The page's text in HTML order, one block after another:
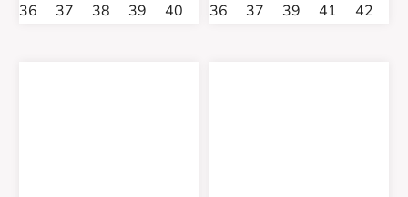
36 37 38 39 40 42 43 44 45 46
36 37 39 41 42